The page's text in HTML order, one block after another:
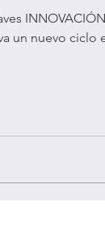
un nuevo ciclo